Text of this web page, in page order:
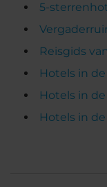
5-
Reisgids
Hotels in
Hotels in
Hotels in